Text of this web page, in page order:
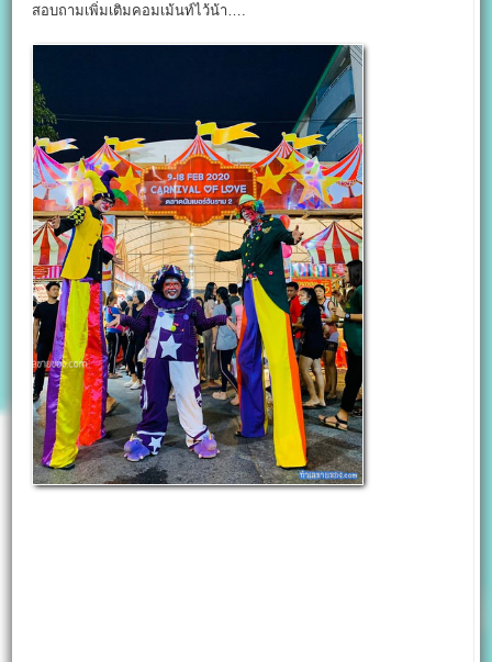
สอบถามเพิ่มเติมคอมเม้นท์ไว้น้า….